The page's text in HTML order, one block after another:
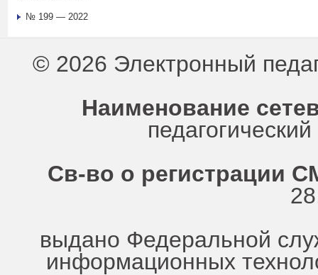
№ 199 — 2022
© 2026 Электронный
Наименование
Св-во о регистрации
выдано Федеральной
информационных